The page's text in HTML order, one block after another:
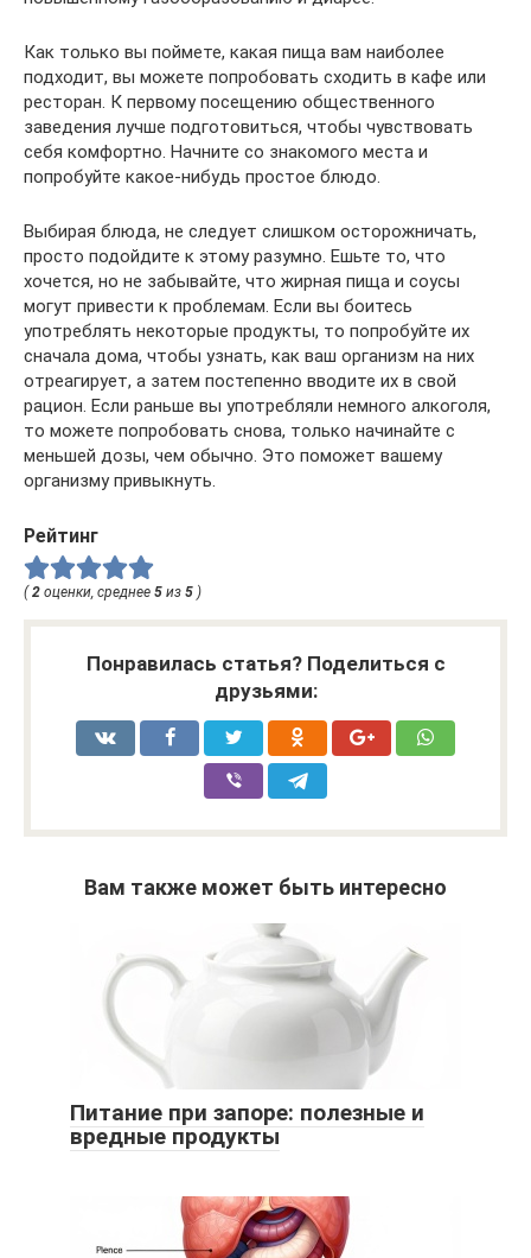
Как только вы поймете, какая пища вам наиболее
подходит, вы можете попробовать сходить в кафе или
ресторан. К первому посещению общественного
заведения лучше подготовиться, чтобы чувствовать
себя комфортно. Начните со знакомого места и
попробуйте какое-нибудь простое блюдо.
Выбирая блюда, не следует слишком осторожничать,
просто подойдите к этому разумно. Ешьте то, что
хочется, но не забывайте, что жирная пища и соусы
могут привести к проблемам. Если вы боитесь
употреблять некоторые продукты, то попробуйте их
сначала дома, чтобы узнать, как ваш организм на них
отреагирует, а затем постепенно вводите их в свой
рацион. Если раньше вы употребляли немного алкоголя,
то можете попробовать снова, только начинайте с
меньшей дозы, чем обычно. Это поможет вашему
организму привыкнуть.
Рейтинг
( 2 оценки, среднее 5 из 5 )
Понравилась статья? Поделиться с
друзьями:
Вам также может быть интересно
Питание при запоре: полезные и
вредные продукты